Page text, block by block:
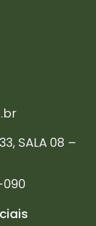
SALA 08 –
090